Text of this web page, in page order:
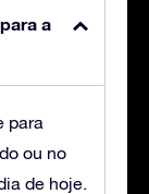
a
para
ou no
de hoje.